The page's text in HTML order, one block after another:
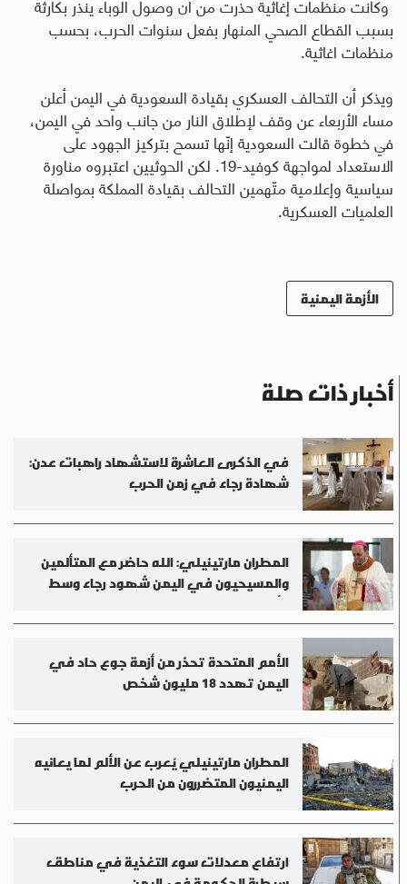
بسبب القطاع الصحي المنهار بفعل سنوات الحرب، بحسب
منظمات اغاثية.
ويذكر أن التحالف العسكري بقيادة السعودية في اليمن أعلن
مساء الأربعاء عن وقف لإطلاق النار من جانب واحد في اليمن،
في خطوة قالت السعودية إنّها تسمح بتركيز الجهود على
الاستعداد لمواجهة كوفيد-19. لكن الحوثيين اعتبروه مناورة
سياسية وإعلامية متّهمين التحالف بقيادة المملكة بمواصلة
العلميات العسكرية.
الأزمة اليمنية
أخبار ذات صلة
في الذكرى العاشرة لاستشهاد راهبات عدن:
شهادة رجاء في زمن الحرب
المطران مارتينيلي: الله حاضر مع المتألمين
والمسيحيون في اليمن شهود رجاء وسط
الألم
الأمم المتحدة تحذر من أزمة جوع حاد في
اليمن تهدد 18 مليون شخص
المطران مارتينيلي يُعرب عن الألم لما يعانيه
اليمنيون المتضررون من الحرب
ارتفاع معدلات سوء التغذية في مناطق